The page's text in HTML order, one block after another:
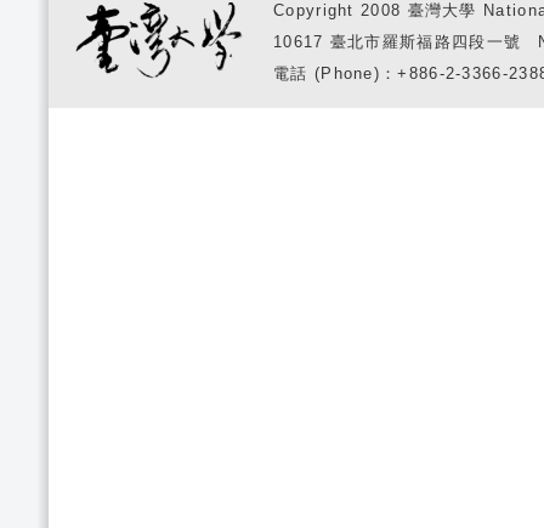
Copyright 2008 臺灣大學
10617 臺北市羅斯福路四段一
電話 (Phone)：+886-2-3366-